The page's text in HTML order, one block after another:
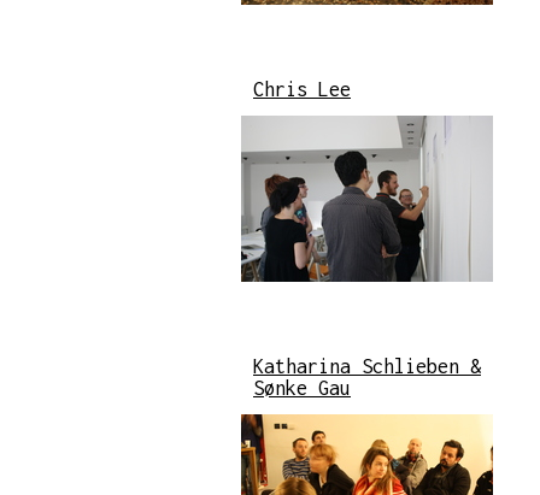
Chris Lee
Katharina Schlieben &
Sønke Gau